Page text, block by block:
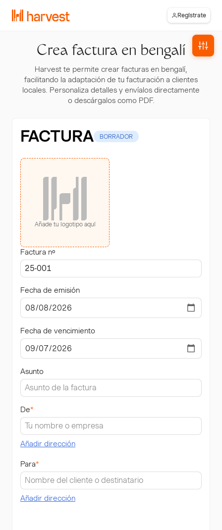
Regístrate
Crea factura en bengalí
Harvest te permite crear facturas en bengalí,
facilitando la adaptación de tu facturación a clientes
locales. Personaliza detalles y envíalos directamente
o descárgalos como PDF.
FACTURA BORRADOR
Añade tu logotipo aquí
Factura nº
Fecha de emisión
Fecha de vencimiento
Asunto
De*
Añadir dirección
Para*
Añadir dirección